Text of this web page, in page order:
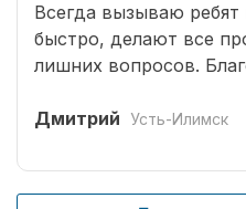
Всегда вызываю
быстро, делают все
лишних вопросов.
Дмитрий
Усть-Илимск